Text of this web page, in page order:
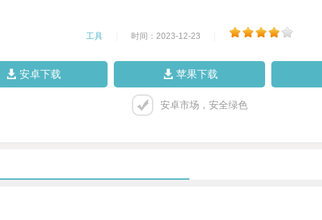
工具 时间：2023-12-23
安卓下载 苹果下载
安卓市场，安全绿色